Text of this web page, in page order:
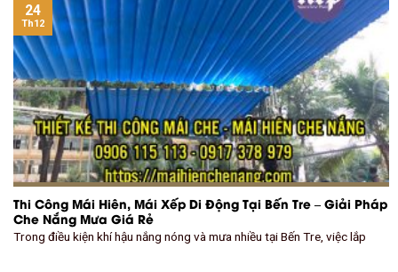
Thi Công Mái Hiên, Mái Xếp Di Động Tại Bến Tre – Giải Pháp
Che Nắng Mưa Giá Rẻ
Trong điều kiện khí hậu nắng nóng và mưa nhiều tại Bến Tre, việc lắp
24
Th12